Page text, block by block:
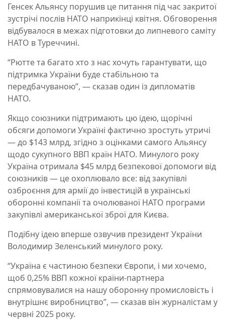
Генсек Альянсу порушив це питання під час закритої
зустрічі послів НАТО наприкінці квітня. Обговорення
відбувалося в межах підготовки до липневого саміту
НАТО в Туреччині.
“Рютте та багато хто з нас хочуть гарантувати, що
підтримка України буде стабільною та
передбачуваною”, — сказав один із дипломатів
НАТО.
Якщо союзники підтримають цю ідею, щорічні
обсяги допомоги Україні фактично зростуть утричі
— до $143 млрд, згідно з оцінками самого Альянсу
щодо сукупного ВВП країн НАТО. Минулого року
Україна отримала $45 млрд безпекової допомоги від
союзників — це охоплювало все: від закупівлі
озброєння для армії до інвестицій в українські
оборонні компанії та очолюваної НАТО програми
закупівлі американської зброї для Києва.
Подібну ідею вперше озвучив президент України
Володимир Зеленський минулого року.
“Україна є частиною безпеки Європи, і ми хочемо,
щоб 0,25% ВВП кожної країни-партнера
спрямовувалися на нашу оборонну промисловість і
внутрішнє виробництво”, — сказав він журналістам у
червні 2025 року.